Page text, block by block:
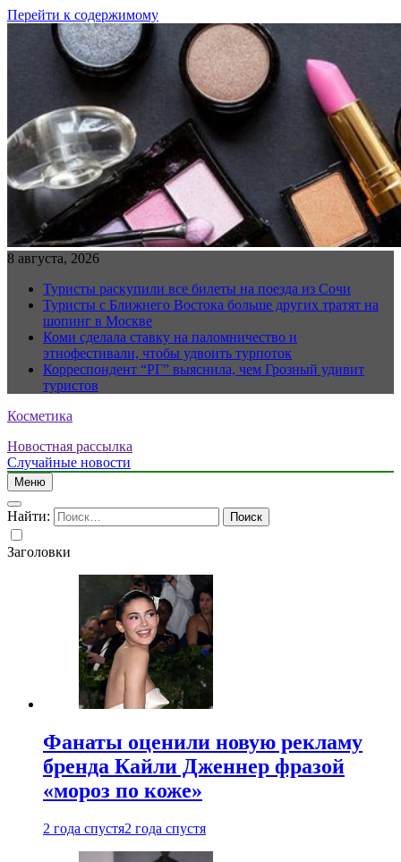
Перейти к содержимому
8 августа, 2026
Туристы раскупили все билеты на поезда из Сочи
Туристы с Ближнего Востока больше других тратят на
шопинг в Москве
Коми сделала ставку на паломничество и
этнофестивали, чтобы удвоить турпоток
Корреспондент “РГ” выяснила, чем Грозный удивит
туристов
Косметика
Новостная рассылка
Случайные новости
Меню
Найти:
Заголовки
Фанаты оценили новую рекламу
бренда Кайли Дженнер фразой
«мороз по коже»
2 года спустя2 года спустя